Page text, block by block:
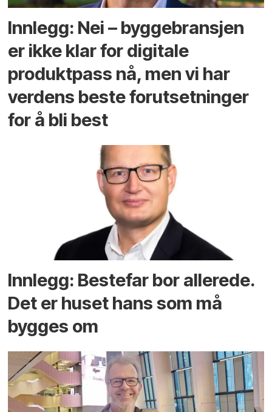
Innlegg: Nei – byggebransjen
er ikke klar for digitale
produktpass nå, men vi har
verdens beste forutsetninger
for å bli best
Innlegg: Bestefar bor allerede.
Det er huset hans som må
bygges om